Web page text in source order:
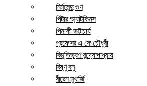
নির্মলেন্দু গুণ
পিটার অ্যাটকিনস
পিনাকী ভট্টাচার্য
প্রফেসর এ কে চৌধুরী
বিভূতিভূষণ বন্দ্যোপাধ্যায়
বিষ্ণু বসু
বীরেন মুখার্জি